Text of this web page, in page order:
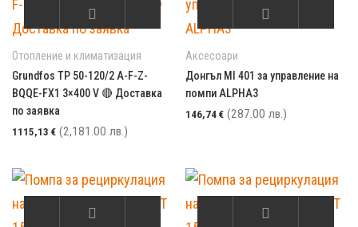
Отопление и климатизация
Grundfos TP 50-120/2 A-F-Z-
BQQE-FX1 3×400 V 🔴 Доставка
по заявка
1115,13 € (2,181.00 лв.)
Аксесоари
Донгъл MI 401 за управление на
помпи ALPHA3
146,74€ (287.00 лв.)